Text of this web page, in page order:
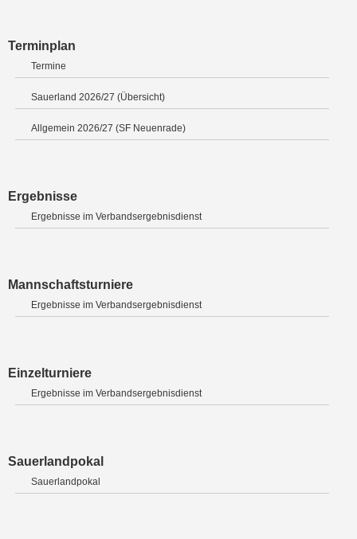
Terminplan
Termine
Sauerland 2026/27 (Übersicht)
Allgemein 2026/27 (SF Neuenrade)
Ergebnisse
Ergebnisse im Verbandsergebnisdienst
Mannschaftsturniere
Ergebnisse im Verbandsergebnisdienst
Einzelturniere
Ergebnisse im Verbandsergebnisdienst
Sauerlandpokal
Sauerlandpokal